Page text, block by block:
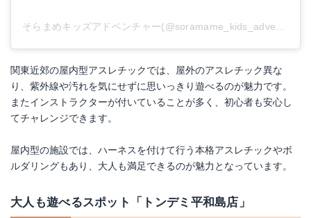
関東近郊の屋内型アスレチックでは、屋外のアスレチック異な
り、紫外線や汚れを気にせずに思いっきり遊べるのが魅力です。
またインストラクターが付いていることが多く、初心者も安心し
てチャレンジできます。
屋内型の施設では、ハーネスを付けて行う本格アスレチックやボ
ルダリングもあり、大人も満足できるのが魅力となっています。
大人も遊べるスポット「トンデミ平和島店」